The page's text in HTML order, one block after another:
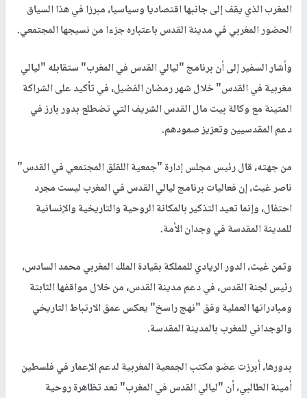
المغرب الذي يقف إلى جانبها اقتصاديا وسياسيا، مبرزا في هذا السياق
الحضور المغربي في مدينة القدس باعتباره جزءا من نسيجها المجتمعي.
وأشار السفير إلى أن برنامج "ليالي القدس في المغرب" ستقابله "ليالي
مغربية في القدس" خلال شهر رمضان الفضيل، في تأكيد على الشراكة
المتينة مع وكالة بيت مال القدس الشريف التي تضطلع بدور بارز في
دعم المقدسيين وتعزيز صمودهم.
من جهته، قال رئيس مجلس إدارة "جمعية اللقلق المجتمعي في القدس"
ناصر غيث، إن فعاليات برنامج ليالي القدس في المغرب ليست مجرد
احتفال، وإنما تعيد التذكير بالمكانة الروحية والتاريخية والإنسانية
للمدينة المقدسة في وجدان الأمة.
وثمن غيث، الدور الريادي للمملكة بقيادة الملك المغربي محمد السادس،
رئيس لجنة القدس، في دعم مدينة القدس، من خلال مواقفها الثابتة
ومبادراتها العملية وفق "نهج راسخ" يعكس عمق الارتباط التاريخي
والوجداني للمغرب بالمدينة المقدسة.
بدورها، أبرزت عضو مكتب الجمعية المغربية لدعم الإعمار في فلسطين
أمينة الطالبي، أن "ليالي القدس في المغرب" تعد تظاهرة روحية